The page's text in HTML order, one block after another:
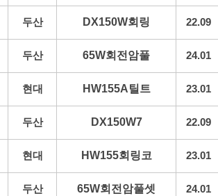
두산 DX150W회링 22.09
두산 65W회전암풀 24.01
현대 HW155A틸트 23.01
두산 DX150W7 22.09
현대 HW155회링코 23.01
두산 65W회전암풀셋 24.01